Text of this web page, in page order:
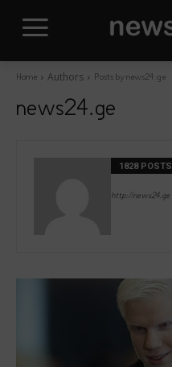
Home Authors Posts by news24.ge
news24.ge
1828 POSTS
http://news24.ge